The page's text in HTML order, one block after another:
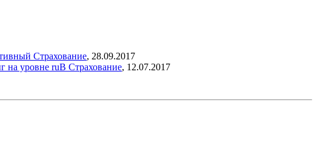
Страхование, 28.09.2017
на уровне ruВ Страхование, 12.07.2017